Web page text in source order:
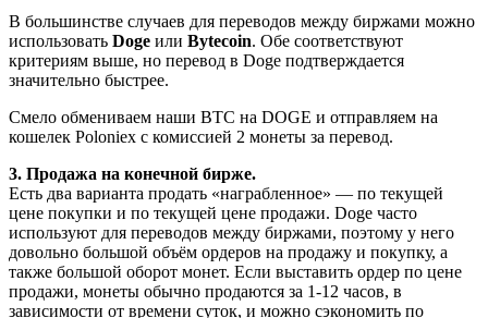
В большинстве случаев для переводов между биржами можно
использовать Doge или Bytecoin. Обе соответствуют
критериям выше, но перевод в Doge подтверждается
значительно быстрее.
Смело обмениваем наши BTC на DOGE и отправляем на
кошелек Poloniex с комиссией 2 монеты за перевод.
3. Продажа на конечной бирже.
Есть два варианта продать «награбленное» — по текущей
цене покупки и по текущей цене продажи. Doge часто
используют для переводов между биржами, поэтому у него
довольно большой объём ордеров на продажу и покупку, а
также большой оборот монет. Если выставить ордер по цене
продажи, монеты обычно продаются за 1-12 часов, в
зависимости от времени суток, и можно сэкономить по